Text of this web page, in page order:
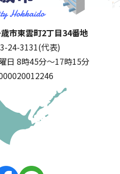
市
市東雲町2丁目34番地
24-3131(代表)
日 8時45分～17時15分